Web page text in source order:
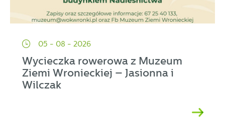
05 - 08 - 2026
Wycieczka rowerowa z Muzeum
Ziemi Wronieckiej – Jasionna i
Wilczak